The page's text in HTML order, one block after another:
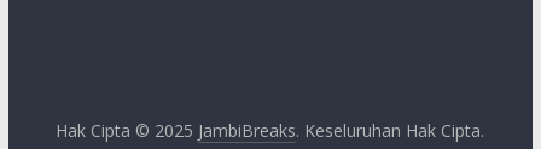
Hak Cipta © 2025 JambiBreaks. Keseluruhan Hak Cipta.